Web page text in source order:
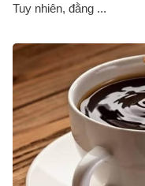
Tuy nhiên, đằng ...